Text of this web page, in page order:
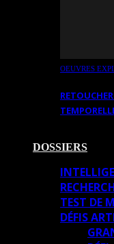
OEUVRES
DOSSIERS
TEST DE
DÉFIS